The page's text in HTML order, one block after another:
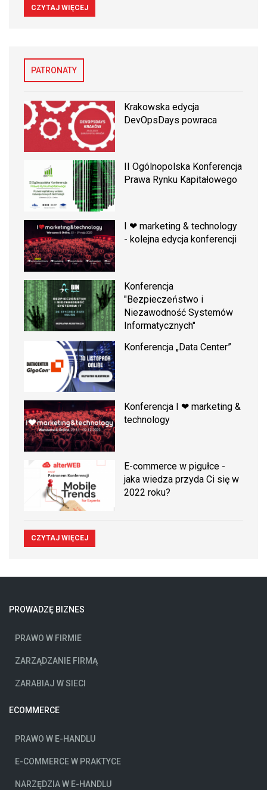
CZYTAJ WIĘCEJ
PATRONATY
Krakowska edycja
DevOpsDays powraca
II Ogólnopolska Konferencja
Prawa Rynku Kapitałowego
I ❤ marketing & technology
- kolejna edycja konferencji
Konferencja
"Bezpieczeństwo i
Niezawodność Systemów
Informatycznych"
Konferencja „Data Center”
Konferencja I ❤ marketing &
technology
E-commerce w pigułce -
jaka wiedza przyda Ci się w
2022 roku?
CZYTAJ WIĘCEJ
PROWADZĘ BIZNES
PRAWO W FIRMIE
ZARZĄDZANIE FIRMĄ
ZARABIAJ W SIECI
ECOMMERCE
PRAWO W E-HANDLU
E-COMMERCE W PRAKTYCE
NARZĘDZIA W E-HANDLU